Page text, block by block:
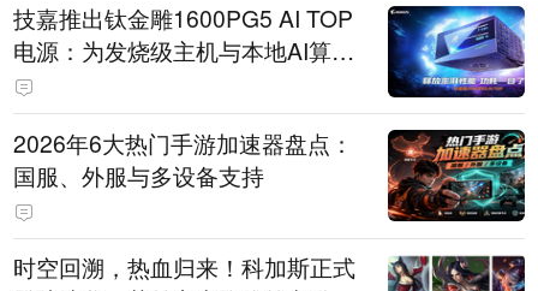
技嘉推出钛金雕1600PG5 AI TOP
电源：为发烧级主机与本地AI算力
打造旗舰供电方案
2026年6大热门手游加速器盘点：
国服、外服与多设备支持
时空回溯，热血归来！科加斯正式